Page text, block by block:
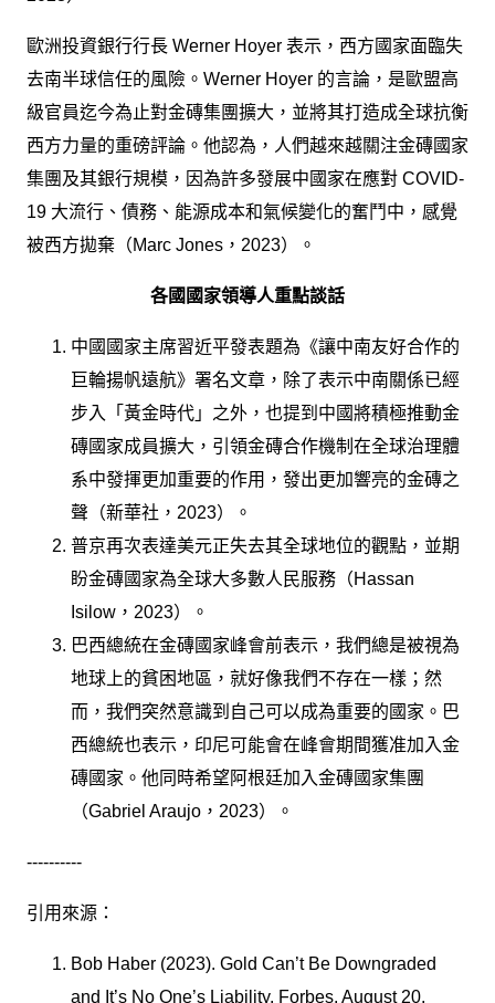
歐洲投資銀行行長 Werner Hoyer 表示，西方國家面臨失
去南半球信任的風險。Werner Hoyer 的言論，是歐盟高
級官員迄今為止對金磚集團擴大，並將其打造成全球抗衡
西方力量的重磅評論。他認為，人們越來越關注金磚國家
集團及其銀行規模，因為許多發展中國家在應對 COVID-
19 大流行、債務、能源成本和氣候變化的奮鬥中，感覺
被西方拋棄（Marc Jones，2023）。
各國國家領導人重點談話
中國國家主席習近平發表題為《讓中南友好合作的
巨輪揚帆遠航》署名文章，除了表示中南關係已經
步入「黃金時代」之外，也提到中國將積極推動金
磚國家成員擴大，引領金磚合作機制在全球治理體
系中發揮更加重要的作用，發出更加響亮的金磚之
聲（新華社，2023）。
普京再次表達美元正失去其全球地位的觀點，並期
盼金磚國家為全球大多數人民服務（Hassan
Isilow，2023）。
巴西總統在金磚國家峰會前表示，我們總是被視為
地球上的貧困地區，就好像我們不存在一樣；然
而，我們突然意識到自己可以成為重要的國家。巴
西總統也表示，印尼可能會在峰會期間獲准加入金
磚國家。他同時希望阿根廷加入金磚國家集團
（Gabriel Araujo，2023）。
----------
引用來源：
Bob Haber (2023). Gold Can’t Be Downgraded
and It’s No One’s Liability. Forbes, August 20,